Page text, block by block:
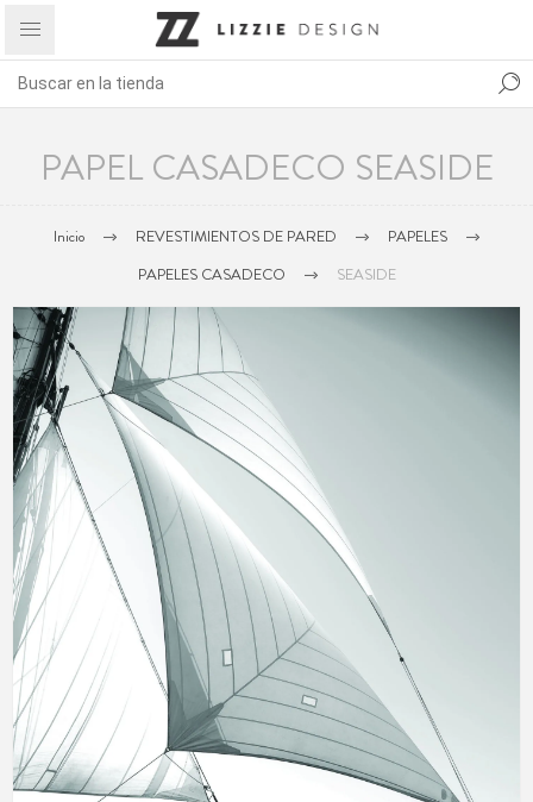
PAPEL CASADECO SEASIDE
Inicio REVESTIMIENTOS DE PARED
PAPELES
PAPELES CASADECO
SEASIDE